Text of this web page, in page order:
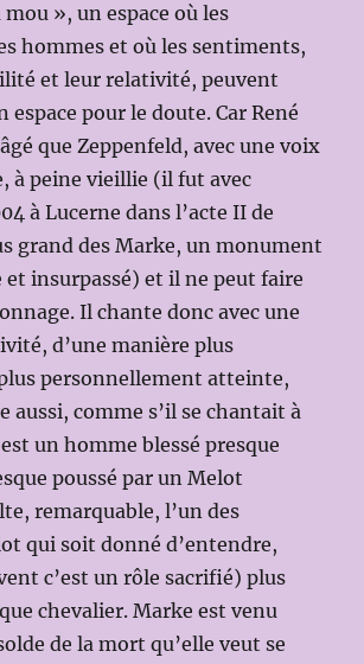
mou », un espace où les
hommes et où les sentiments,
et leur relativité, peuvent
espace pour le doute. Car René
que Zeppenfeld, avec une voix
à peine vieillie (il fut avec
à Lucerne dans l’acte II de
grand des Marke, un monument
et insurpassé) et il ne peut faire
Il chante donc avec une
d’une manière plus
personnellement atteinte,
aussi, comme s’il se chantait à
un homme blessé presque
poussé par un Melot
remarquable, l’un des
qui soit donné d’entendre,
c’est un rôle sacrifié) plus
chevalier. Marke est venu
de la mort qu’elle veut se